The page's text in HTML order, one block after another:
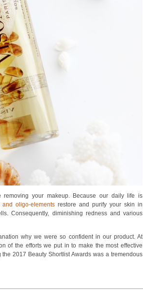
your makeup. Because our daily life is
oligo-elements restore and purify your skin in
Consequently, diminishing redness and various
why we were so confident in our product. At
of the efforts we put in to make the most effective
2017 Beauty Shortlist Awards was a tremendous